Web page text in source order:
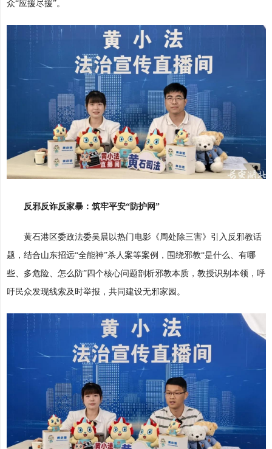
众“应援尽援”。
反邪反诈反家暴：筑牢平安“防护网”
黄石港区委政法委吴晨以热门电影《周处除三害》引入反邪教话
题，结合山东招远“全能神”杀人案等案例，围绕邪教“是什么、有哪
些、多危险、怎么防”四个核心问题剖析邪教本质，教授识别本领，呼
吁民众发现线索及时举报，共同建设无邪家园。